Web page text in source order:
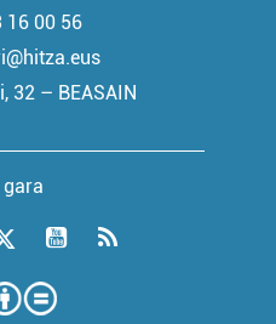
16 00 56
32 – BEASAIN
gara